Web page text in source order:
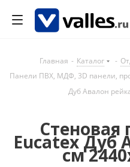
Главная - Каталог -
Панели ПВХ, МДФ, 3D панели,
Дуб Авалон
Стеновая
Eucatex Дуб
см